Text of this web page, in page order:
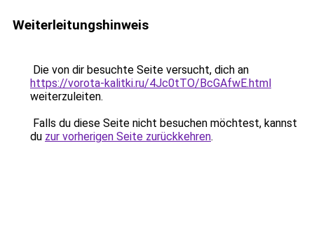
Weiterleitungshinweis
Die von dir besuchte Seite versucht, dich an
https://vorota-kalitki.ru/4Jc0tTO/BcGAfwE.html
weiterzuleiten.
Falls du diese Seite nicht besuchen möchtest, kannst
du zur vorherigen Seite zurückkehren.